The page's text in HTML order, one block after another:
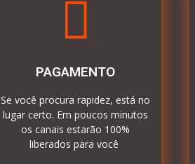
PAGAMENTO
Se você procura rapidez, está no
lugar certo. Em poucos minutos
os canais estarão 100%
liberados para você